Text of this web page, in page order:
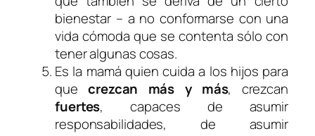
bienestar – a no conformarse con una
vida cómoda que se contenta sólo con
tener algunas cosas.
Es la mamá quien cuida a los hijos para
que crezcan más y más, crezcan
fuertes, capaces de asumir
responsabilidades, de asumir